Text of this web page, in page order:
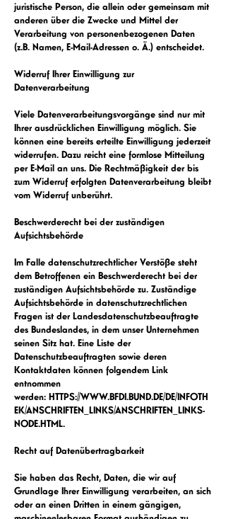
juristische Person, die allein oder gemeinsam mit
anderen über die Zwecke und Mittel der
Verarbeitung von personenbezogenen Daten
(z.B. Namen, E-Mail-Adressen o. Ä.) entscheidet.
Widerruf Ihrer Einwilligung zur
Datenverarbeitung
Viele Datenverarbeitungsvorgänge sind nur mit
Ihrer ausdrücklichen Einwilligung möglich. Sie
können eine bereits erteilte Einwilligung jederzeit
widerrufen. Dazu reicht eine formlose Mitteilung
per E-Mail an uns. Die Rechtmäßigkeit der bis
zum Widerruf erfolgten Datenverarbeitung bleibt
vom Widerruf unberührt.
Beschwerderecht bei der zuständigen
Aufsichtsbehörde
Im Falle datenschutzrechtlicher Verstöße steht
dem Betroffenen ein Beschwerderecht bei der
zuständigen Aufsichtsbehörde zu. Zuständige
Aufsichtsbehörde in datenschutzrechtlichen
Fragen ist der Landesdatenschutzbeauftragte
des Bundeslandes, in dem unser Unternehmen
seinen Sitz hat. Eine Liste der
Datenschutzbeauftragten sowie deren
Kontaktdaten können folgendem Link
entnommen
werden: HTTPS://WWW.BFDI.BUND.DE/DE/INFOTH
EK/ANSCHRIFTEN_LINKS/ANSCHRIFTEN_LINKS-
NODE.HTML.
Recht auf Datenübertragbarkeit
Sie haben das Recht, Daten, die wir auf
Grundlage Ihrer Einwilligung verarbeiten, an sich
oder an einen Dritten in einem gängigen,